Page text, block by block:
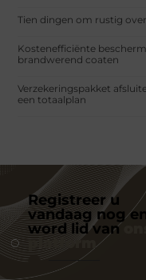
Tien dingen om rustig
Kostenefficiënte
brandwerend coaten
Verzekeringspakket
een totaalplan
Registreer u
vandaag nog
word lid van
platform